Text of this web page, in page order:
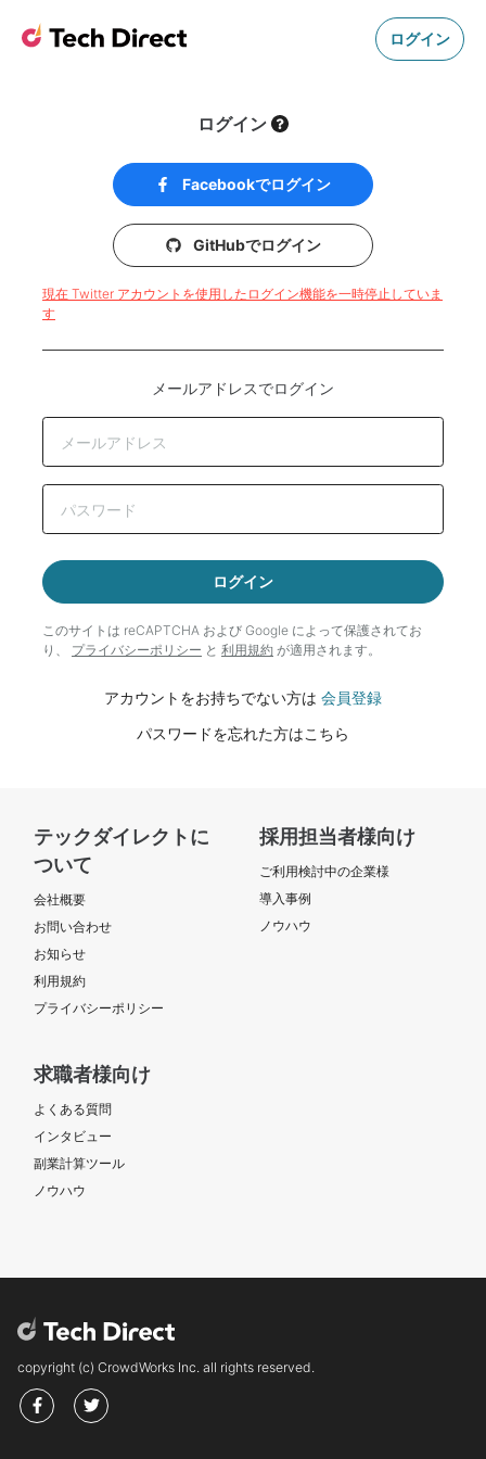
ログイン
ログイン
Facebookでログイン
GitHubでログイン
現在 Twitter アカウントを使用したログイン機能を一時停止していま
す
メールアドレスでログイン
ログイン
このサイトは reCAPTCHA および Google によって保護されてお
り、 プライバシーポリシー と 利用規約 が適用されます。
アカウントをお持ちでない方は 会員登録
パスワードを忘れた方はこちら
テックダイレクトに
ついて
会社概要
お問い合わせ
お知らせ
利用規約
プライバシーポリシー
採用担当者様向け
ご利用検討中の企業様
導入事例
ノウハウ
求職者様向け
よくある質問
インタビュー
副業計算ツール
ノウハウ
copyright (c) CrowdWorks Inc. all rights reserved.